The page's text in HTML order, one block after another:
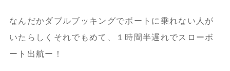
なんだかダブルブッキングでボートに乗れない人が
いたらしくそれでもめて、１時間半遅れでスローボ
ート出航ー！